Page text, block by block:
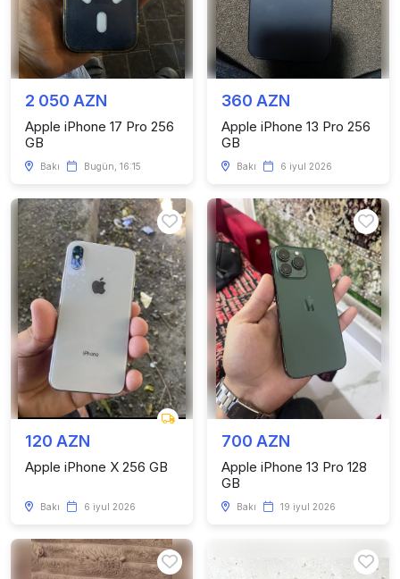
2 050 AZN
Apple iPhone 17 Pro 256
GB
Bakı Bugün, 16:15
360 AZN
Apple iPhone 13 Pro 256
GB
Bakı 6 iyul 2026
120 AZN
Apple iPhone X 256 GB
Bakı 6 iyul 2026
700 AZN
Apple iPhone 13 Pro 128
GB
Bakı 19 iyul 2026